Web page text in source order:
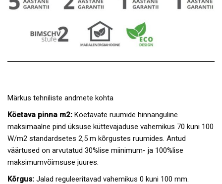
Märkus tehniliste andmete kohta
Köetava pinna m2: Köetavate ruumide hinnanguline
maksimaalne pind üksuse küttevajaduse vahemikus 70 kuni 100
W/m2 standardsetes 2,5 m kõrgustes ruumides. Antud
väärtused on arvutatud 30%lise miinimum- ja 100%lise
maksimumvõimsuse juures.
Kõrgus: Jalad reguleeritavad vahemikus 0 kuni 100 mm.